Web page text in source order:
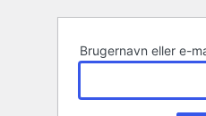
Brugernavn eller e-